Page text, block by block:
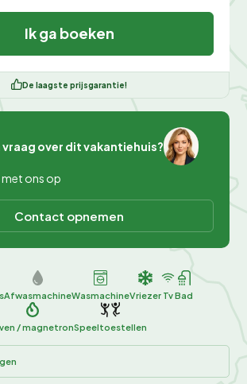
Ik ga boeken
De laagste prijsgarantie!
vraag over dit vakantiehuis?
ons op
Contact opnemen
AfwasmachineWasmachineVriezer TvBad
/ magnetronSpeeltoestellen